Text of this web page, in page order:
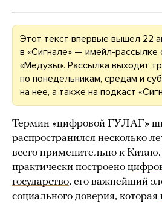
Этот текст впервые вышел 22
в «Сигнале» — имейл-рассылке
«Медузы». Рассылка выходит
по понедельникам, средам и
на нее, а также на подкаст
Термин «цифровой ГУЛАГ»
распространился несколько
всего применительно к
практически построено
государство, его важнейший
социального доверия, которая